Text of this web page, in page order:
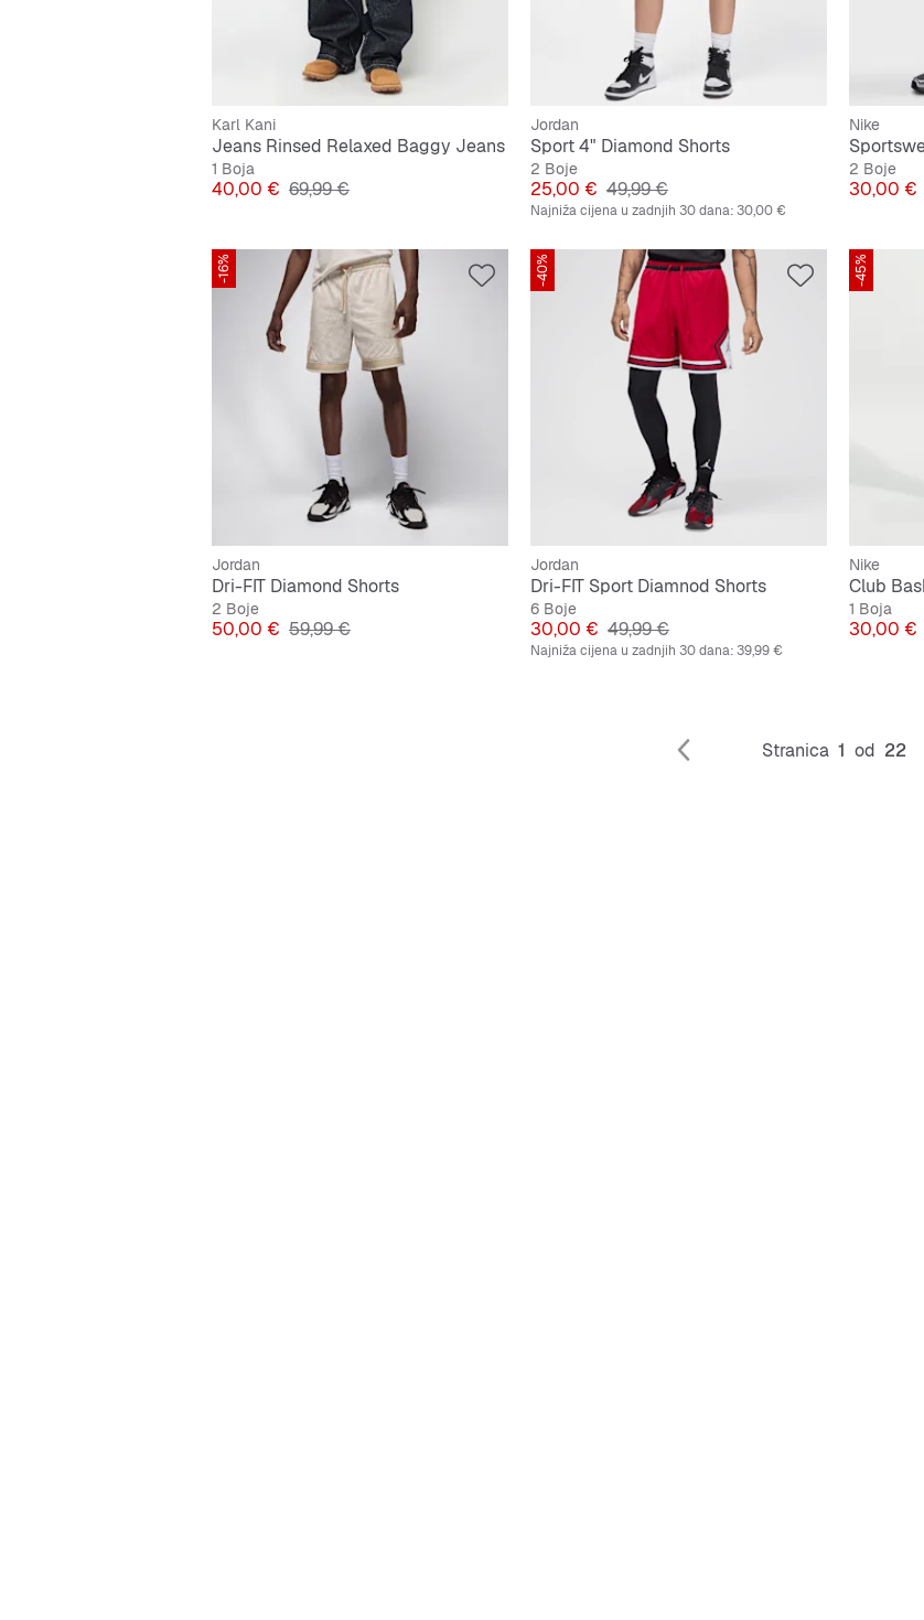
Karl Kani
Jeans Rinsed Relaxed Baggy Jeans
1 Boja
Cijena
40,00 € Originalna cijena
69,99 €
Jordan
Sport 4" Diamond Shorts
2 Boje
Cijena
25,00 € Originalna cijena
49,99 €
Najniža cijena u zadnjih 30 dana:30,00 €
Nike
2 Boje
Cijena
30,00 €
-16%
Jordan
Dri-FIT Diamond Shorts
2 Boje
Cijena
50,00 € Originalna cijena
59,99 €
-40%
Jordan
Dri-FIT Sport Diamnod Shorts
6 Boje
Cijena
30,00 € Originalna cijena
49,99 €
Najniža cijena u zadnjih 30 dana:39,99 €
-45%
Nike
Club
1 Boja
Cijena
30,00 €
Stranica 1 od 22